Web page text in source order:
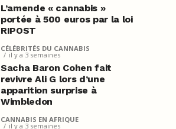
L’amende « cannabis »
portée à 500 euros par la loi
RIPOST
CÉLÉBRITÉS DU CANNABIS
il y a 3 semaines
Sacha Baron Cohen fait
revivre Ali G lors d’une
apparition surprise à
Wimbledon
CANNABIS EN AFRIQUE
il y a 3 semaines